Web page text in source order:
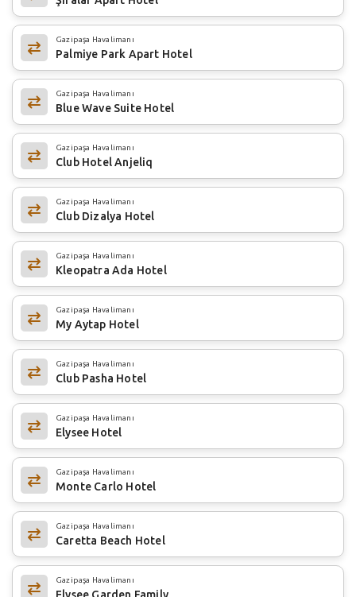
Gazipaşa Havalimanı
Palmiye Park Apart Hotel
Gazipaşa Havalimanı
Blue Wave Suite Hotel
Gazipaşa Havalimanı
Club Hotel Anjeliq
Gazipaşa Havalimanı
Club Dizalya Hotel
Gazipaşa Havalimanı
Kleopatra Ada Hotel
Gazipaşa Havalimanı
My Aytap Hotel
Gazipaşa Havalimanı
Club Pasha Hotel
Gazipaşa Havalimanı
Elysee Hotel
Gazipaşa Havalimanı
Monte Carlo Hotel
Gazipaşa Havalimanı
Caretta Beach Hotel
Gazipaşa Havalimanı